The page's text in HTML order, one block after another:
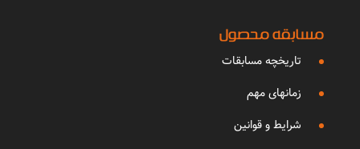
مسابقه محصول
تاریخچه مسابقات
زمانهای مهم
شرایط و قوانین